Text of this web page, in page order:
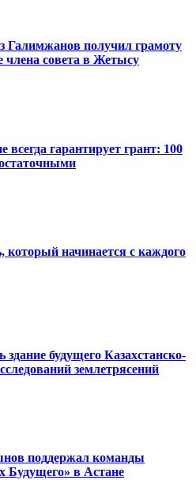
Галимжанов получил грамоту
члена совета в Жетысу
гарантирует грант: 100
который начинается с каждого
будущего Казахстанско-
землетрясений
поддержал команды
Будущего» в Астане